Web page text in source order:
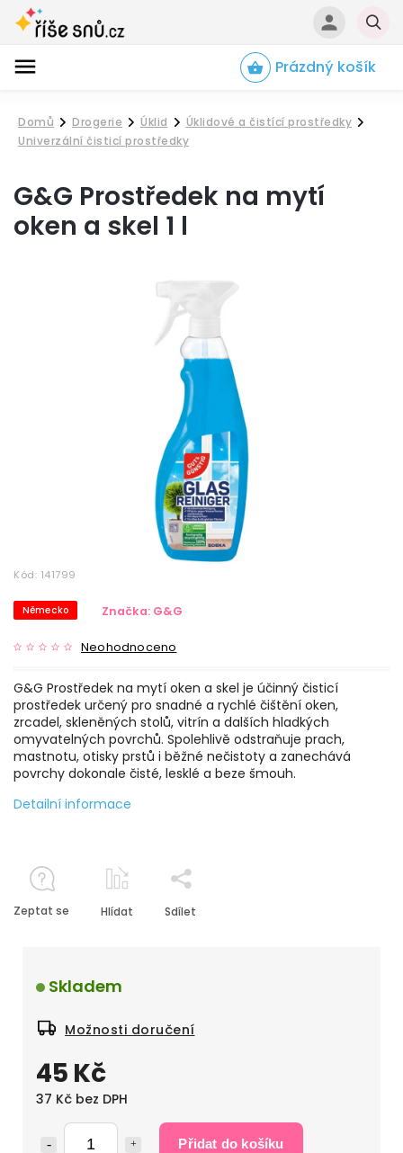
Prázdný košík
Domů
/
Drogerie
/
Úklid
/
Úklidové a čistící prostředky
/
Univerzální čisticí prostředky
G&G Prostředek na mytí
oken a skel 1 l
Kód: 141799
Německo
Neohodnoceno
Značka: G&G
45 Kč
37 Kč bez DPH
Přidat do košíku
Skladem
Možnosti doručení
G&G Prostředek na mytí oken a skel je účinný čisticí
prostředek určený pro snadné a rychlé čištění oken,
zrcadel, skleněných stolů, vitrín a dalších hladkých
omyvatelných povrchů. Spolehlivě odstraňuje prach,
mastnotu, otisky prstů i běžné nečistoty a zanechává
povrchy dokonale čisté, lesklé a beze šmouh.
Detailní informace
Zeptat se Hlídat Sdílet